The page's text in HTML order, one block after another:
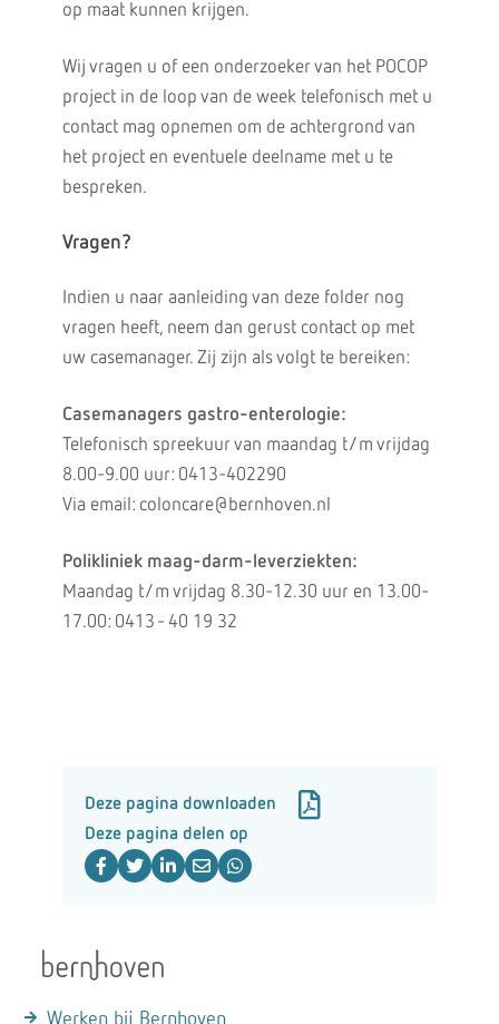
op maat kunnen krijgen.
Wij vragen u of een onderzoeker van het POCOP
project in de loop van de week telefonisch met u
contact mag opnemen om de achtergrond van
het project en eventuele deelname met u te
bespreken.
Vragen?
Indien u naar aanleiding van deze folder nog
vragen heeft, neem dan gerust contact op met
uw casemanager. Zij zijn als volgt te bereiken:
Casemanagers gastro-enterologie:
Telefonisch spreekuur van maandag t/m vrijdag
8.00-9.00 uur: 0413-402290
Via email: coloncare@bernhoven.nl
Polikliniek maag-darm-leverziekten:
Maandag t/m vrijdag 8.30-12.30 uur en 13.00-
17.00: 0413 - 40 19 32
Deze pagina downloaden
Deze pagina delen op
Werken bij Bernhoven